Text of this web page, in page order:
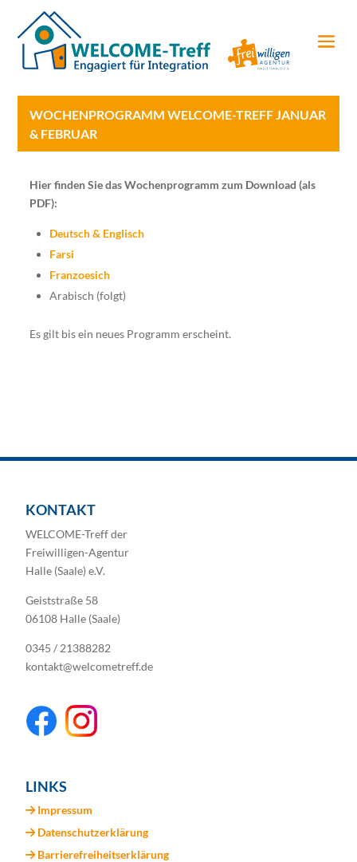
WOCHENPROGRAMM WELCOME-TREFF JANUAR
& FEBRUAR
Hier finden Sie das Wochenprogramm zum Download (als
PDF):
Deutsch & Englisch
Farsi
Franzoesich
Arabisch (folgt)
Es gilt bis ein neues Programm erscheint.
KONTAKT
WELCOME-Treff der
Freiwilligen-Agentur
Halle (Saale) e.V.
Geiststraße 58
06108 Halle (Saale)
0345 / 21388282
kontakt@welcometreff.de
LINKS
Impressum
Datenschutzerklärung
Barrierefreiheitserklärung